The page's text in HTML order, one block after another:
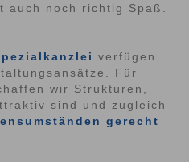
auch noch richtig Spaß.
verfügen
Für
wir Strukturen,
sind und zugleich
gerecht